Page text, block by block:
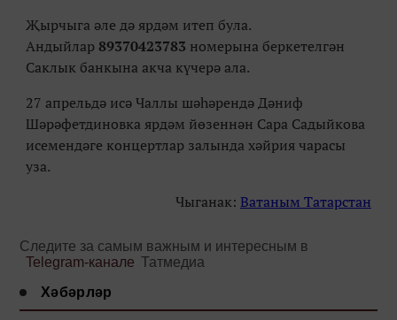
Җырчыга әле дә ярдәм итеп була.
Андыйлар89370423783 номерына беркетелгән
Саклык банкына акча күчерә ала.
27 апрельдә исә Чаллы шәһәрендә Дәниф
Шәрәфетдиновка ярдәм йөзеннән Сара Садыйкова
исемендәге концертлар залында хәйрия чарасы
уза.
Чыганак: Ватаным Татарстан
Следите за самым важным и интересным в
Telegram-канале Татмедиа
Хәбәрләр